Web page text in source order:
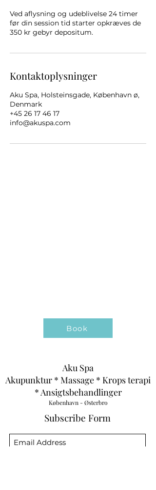
Ved aflysning og udeblivelse 24 timer
før din session tid starter opkræves de
350 kr gebyr depositum.
Kontaktoplysninger
Aku Spa, Holsteinsgade, København ø,
Denmark
+45 26 17 46 17
info@akuspa.com
Book
Aku Spa
Akupunktur * Massage * Krops terapi
* Ansigtsbehandlinger
København - Østerbro
Subscribe Form